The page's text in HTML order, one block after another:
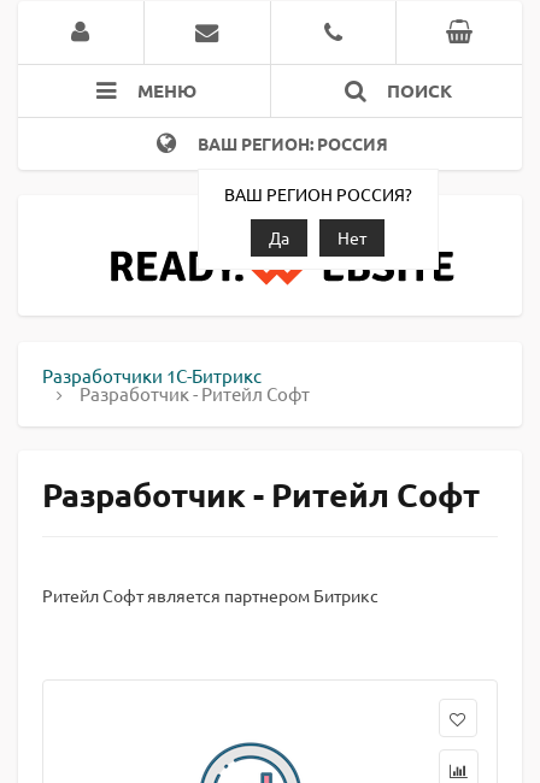
МЕНЮ ПОИСК
ВАШ РЕГИОН: РОССИЯ
ВАШ РЕГИОН РОССИЯ?
Да
Нет
Разработчики 1С-Битрикс
Разработчик - Ритейл Софт
Разработчик - Ритейл Софт
Ритейл Софт является партнером Битрикс